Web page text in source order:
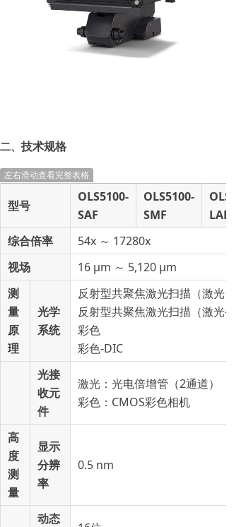
二、 技术规格
左右滑动查看完整表格
型号
OLS5100-
SAF
OLS5100-
SMF
LAF
综合倍率
54x ～ 17280x
视场
16 µm ～ 5,120 µm
测
量
原
理
光学
系统
反射型共聚焦激光扫描（激光）显
反射型共聚焦激光扫描（激光-DIC
彩色
彩色-DIC
光接
收元
件
激光：光电倍增管（2通道）
彩色：CMOS彩色相机
高
度
测
量
显示
分辨
率
0.5 nm
动态